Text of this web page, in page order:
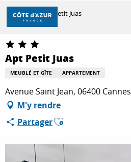
Aller
contenu
principal
DÉCOUVRIR
À FAIRE
SÉJOURNER
Accueil Apt Petit Juas
Apt Petit Juas
MEUBLÉ ET GÎTE APPARTEMENT
Avenue Saint Jean, 06400 Cannes
M'y rendre
PartagerAjouter aux favoris